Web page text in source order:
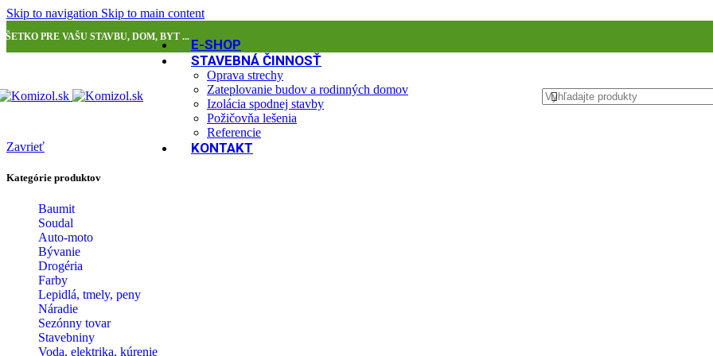
Skip to navigation Skip to main content
PRE VAŠU STAVBU, DOM, BYT ... E-SHOP
STAVEBNÁ ČINNOSŤ
Oprava strechy
Zateplovanie budov a rodinných domov
Izolácia spodnej stavby
Požičovňa lešenia
Referencie
KONTAKT
Zavrieť
Kategórie produktov
Baumit
Soudal
Auto-moto
Bývanie
Drogéria
Farby
Lepidlá, tmely, peny
Náradie
Sezónny tovar
Stavebniny
Voda, elektrika, kúrenie